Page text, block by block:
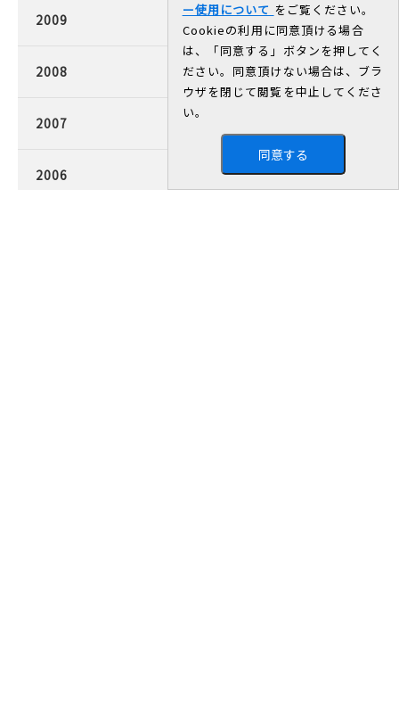
2009
2008
2007
2006
ー使用について をご覧ください。
Cookieの利用に同意頂ける場合
は、「同意する」ボタンを押してく
ださい。同意頂けない場合は、ブラ
ウザを閉じて閲覧を中止してくださ
い。
同意する